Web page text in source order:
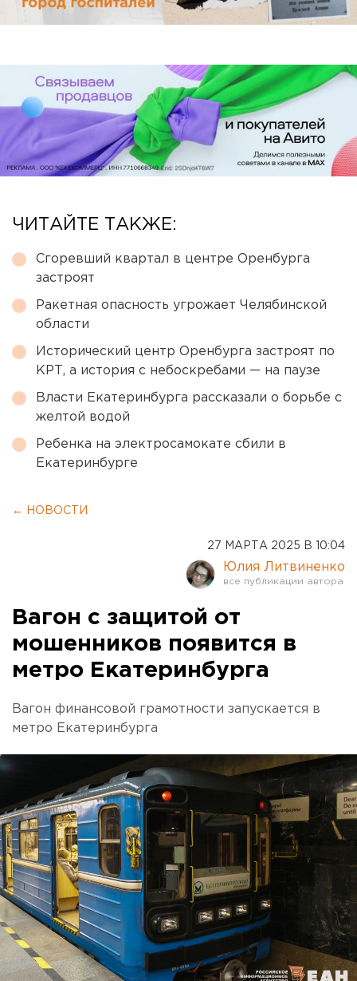
ЧИТАЙТЕ ТАКЖЕ:
Сгоревший квартал в центре Оренбурга
застроят
Ракетная опасность угрожает Челябинской
области
Исторический центр Оренбурга застроят по
КРТ, а история с небоскребами — на паузе
Власти Екатеринбурга рассказали о борьбе с
желтой водой
Ребенка на электросамокате сбили в
Екатеринбурге
← НОВОСТИ
27 МАРТА 2025 В 10:04
Юлия Литвиненко
Вагон с защитой от
мошенников появится в
метро Екатеринбурга
Вагон финансовой грамотности запускается в
метро Екатеринбурга